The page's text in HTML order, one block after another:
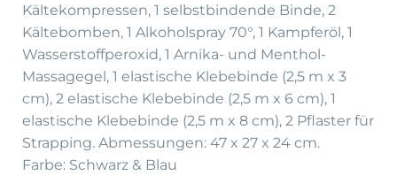
Kältekompressen, 1 selbstbindende Binde, 2
Kältebomben, 1 Alkoholspray 70°, 1 Kampferöl, 1
Wasserstoffperoxid, 1 Arnika- und Menthol-
Massagegel, 1 elastische Klebebinde (2,5 m x 3
cm), 2 elastische Klebebinde (2,5 m x 6 cm), 1
elastische Klebebinde (2,5 m x 8 cm), 2 Pflaster für
Strapping. Abmessungen: 47 x 27 x 24 cm.
Farbe: Schwarz & Blau